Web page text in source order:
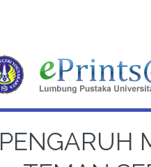
PENGARUH